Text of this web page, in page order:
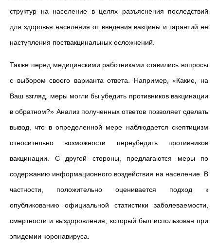
структур на население в целях разъяснения последствий
для здоровья населения от введения вакцины и гарантий не
наступления поствакцинальных осложнений.
Также перед медицинскими работниками ставились вопросы
с выбором своего варианта ответа. Например, «Какие, на
Ваш взгляд, меры могли бы убедить противников вакцинации
в обратном?» Анализ полученных ответов позволяет сделать
вывод, что в определенной мере наблюдается скептицизм
относительно возможности переубедить противников
вакцинации. С другой стороны, предлагаются меры по
содержанию информационного воздействия на население. В
частности, положительно оценивается подход к
опубликованию официальной статистики заболеваемости,
смертности и выздоровления, который был использован при
эпидемии коронавируса.